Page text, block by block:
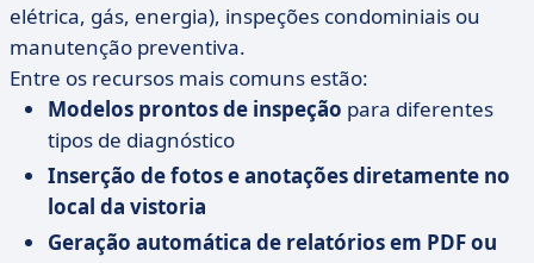
elétrica, gás, energia), inspeções condominiais ou
manutenção preventiva.
Entre os recursos mais comuns estão:
Modelos prontos de inspeção para diferentes
tipos de diagnóstico
Inserção de fotos e anotações diretamente no
local da vistoria
Geração automática de relatórios em PDF ou